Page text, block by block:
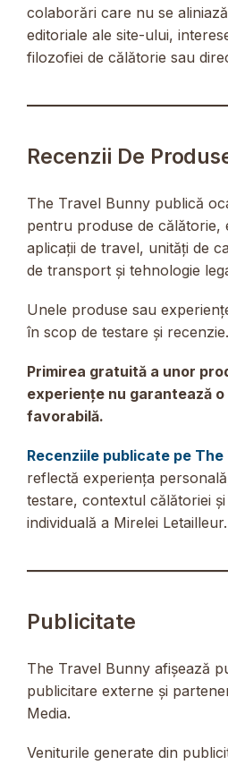
colaborări care nu se
editoriale ale site-ului,
filozofiei de călătorie sau
Recenzii De
The Travel Bunny publică
pentru produse de călătorie,
aplicații de travel, unități de
de transport și tehnologie
Unele produse sau
în scop de testare și recenzie.
Primirea gratuită a unor
experiențe nu garantează
favorabilă.
Recenziile publicate pe
reflectă experiența
testare, contextul călătoriei
individuală a Mirelei Letailleur.
Publicitate
The Travel Bunny afișează
publicitare externe și
Media.
Veniturile generate din